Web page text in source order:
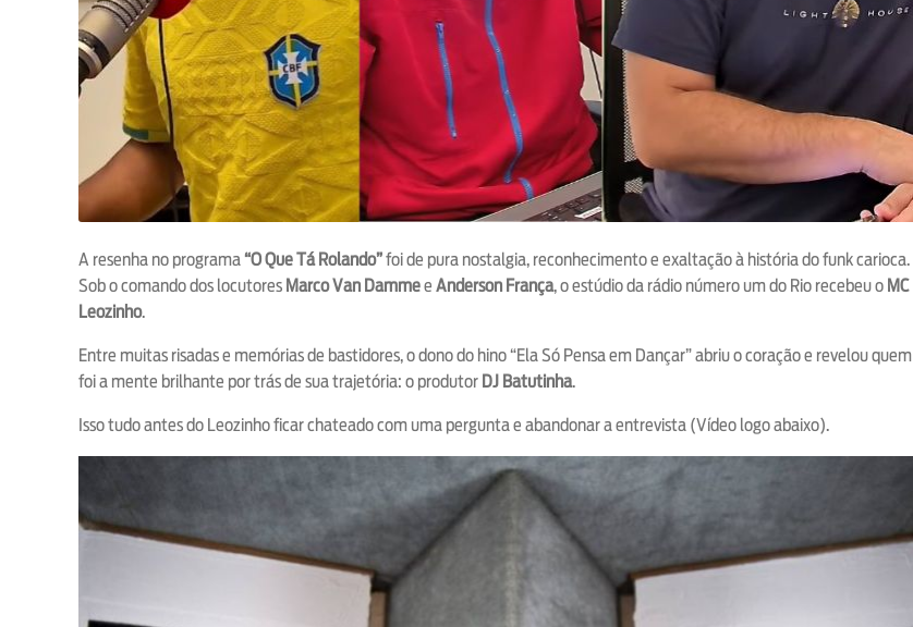
A resenha no programa“O Que Tá Rolando”foi de pura nostalgia, reconhecimento e exaltação à história do funk carioca.
Sob o comando dos locutores Marco Van Dammee Anderson França, o estúdio da rádio número um do Rio recebeu o MC
Leozinho.
Entre muitas risadas e memórias de bastidores, o dono do hino “Ela Só Pensa em Dançar” abriu o coração e revelou quem
foi a mente brilhante por trás de sua trajetória: o produtor DJ Batutinha.
Isso tudo antes do Leozinho ficar chateado com uma pergunta e abandonar a entrevista (Vídeo logo abaixo).